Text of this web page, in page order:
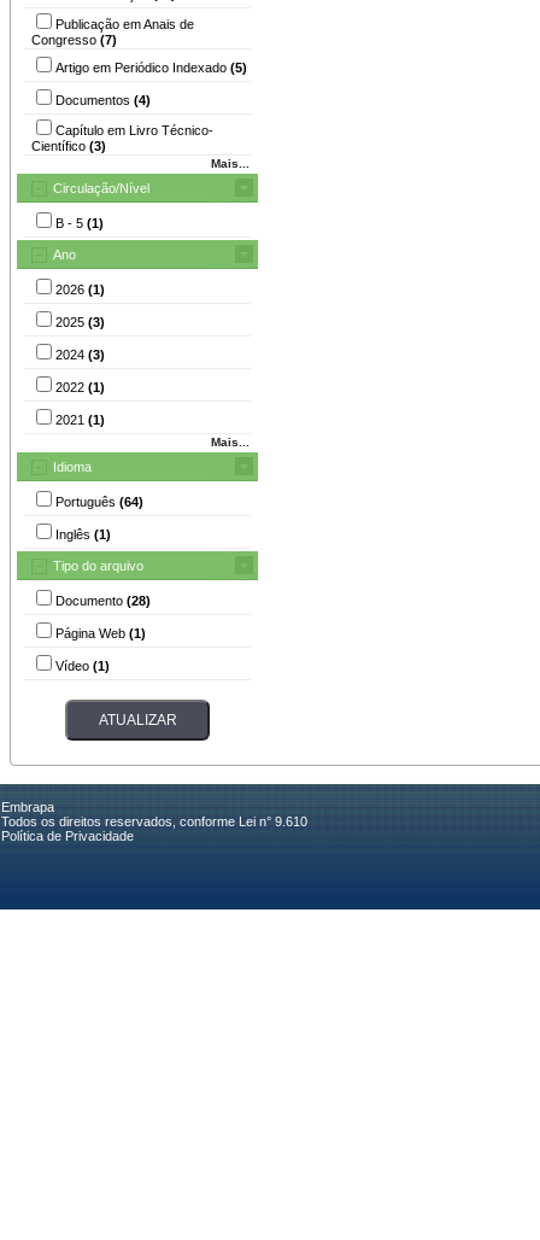
Publicação em Anais de
Congresso (7)
Artigo em Periódico Indexado (5)
Documentos (4)
Capítulo em Livro Técnico-
Científico (3)
Mais...
Circulação/Nível
B - 5 (1)
Ano
2026 (1)
2025 (3)
2024 (3)
2022 (1)
2021 (1)
Mais...
Idioma
Português (64)
Inglês (1)
Tipo do arquivo
Documento (28)
Página Web (1)
Vídeo (1)
Embrapa
Todos os direitos reservados, conforme Lei n° 9.610
Política de Privacidade